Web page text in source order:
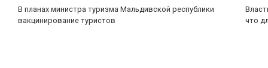
В планах министра туризма Мальдивской республики
вакцинирование туристов
что